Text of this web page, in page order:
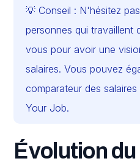
💡 Conseil : N'hésitez
personnes qui travaillent
vous pour avoir une
salaires. Vous pouvez
comparateur des
Your Job.
Évolution